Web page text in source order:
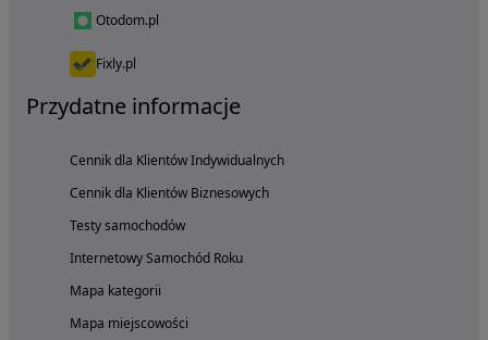
Otodom.pl
Fixly.pl
Przydatne informacje
Cennik dla Klientów Indywidualnych
Cennik dla Klientów Biznesowych
Testy samochodów
Internetowy Samochód Roku
Mapa kategorii
Mapa miejscowości